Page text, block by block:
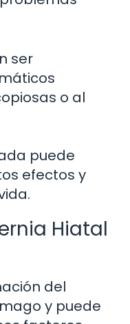
ser
o al
puede
efectos y
Hiatal
del
y puede